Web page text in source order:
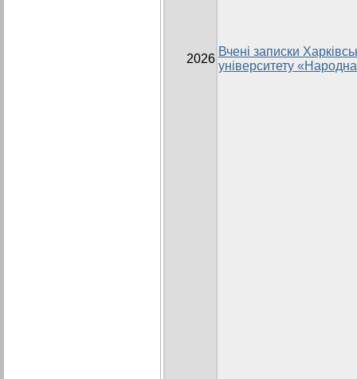
2026
Вчені записки
університету